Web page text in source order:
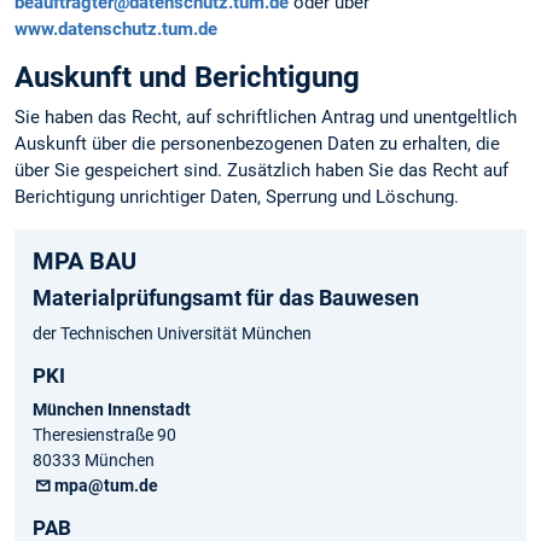
www.datenschutz.tum.de
Auskunft und Berichtigung
Sie haben das Recht, auf schriftlichen Antrag und unentgeltlich
Auskunft über die personen­bezogenen Daten zu erhalten, die
über Sie gespeichert sind. Zusätzlich haben Sie das Recht auf
Berichtigung unrichtiger Daten, Sperrung und Löschung.
MPA BAU
Materialprüfungsamt für das Bauwesen
der Technischen Universität München
PKI
München Innenstadt
Theresienstraße 90
80333 München
mpa@tum.de
PAB